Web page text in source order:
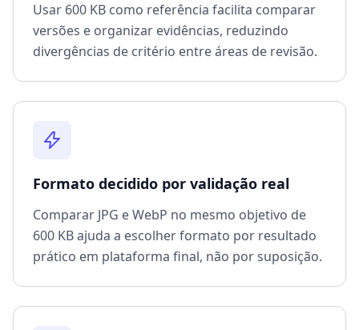
Usar 600 KB como referência facilita comparar
versões e organizar evidências, reduzindo
divergências de critério entre áreas de revisão.
Formato decidido por validação real
Comparar JPG e WebP no mesmo objetivo de
600 KB ajuda a escolher formato por resultado
prático em plataforma final, não por suposição.